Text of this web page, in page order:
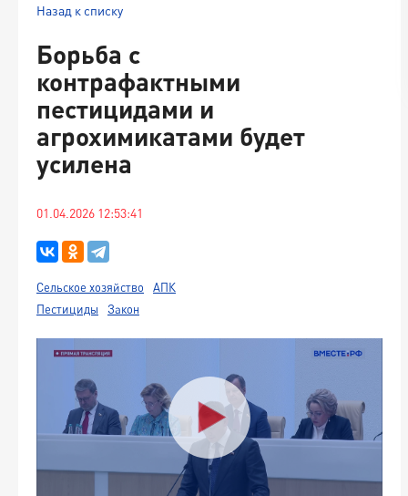
Назад к списку
Борьба с
контрафактными
пестицидами и
агрохимикатами будет
усилена
01.04.2026 12:53:41
Сельское хозяйство
АПК
Пестициды
Закон